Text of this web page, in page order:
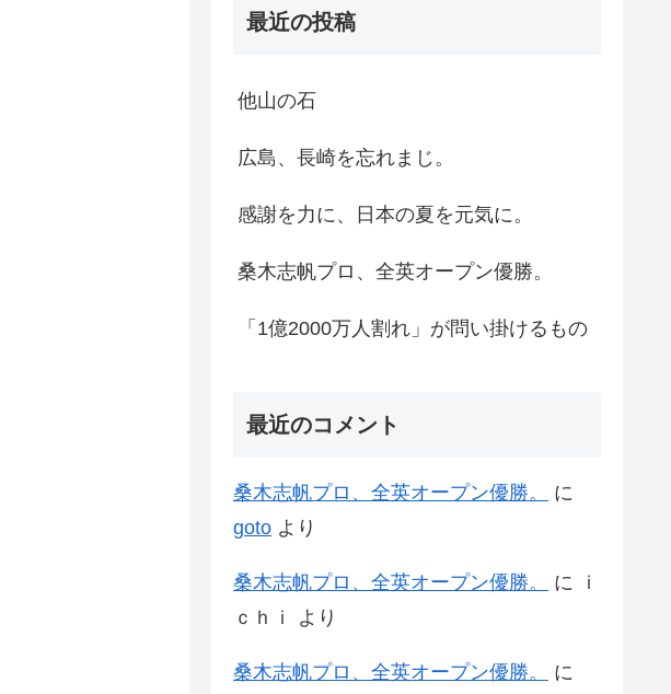
最近の投稿
他山の石
広島、長崎を忘れまじ。
感謝を力に、日本の夏を元気に。
桑木志帆プロ、全英オープン優勝。
「1億2000万人割れ」が問い掛けるもの
最近のコメント
桑木志帆プロ、全英オープン優勝。
に
goto より
桑木志帆プロ、全英オープン優勝。 に
ｉ
ｃｈｉ
より
桑木志帆プロ、全英オープン優勝。
に